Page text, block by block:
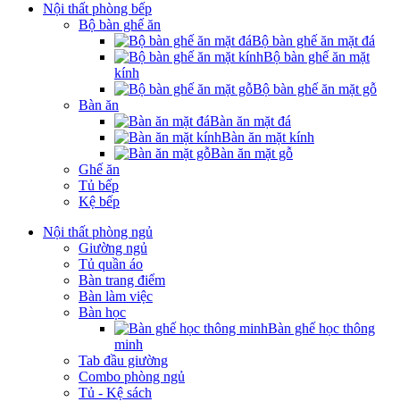
Nội thất phòng bếp
Bộ bàn ghế ăn
Bộ bàn ghế ăn mặt đá
Bộ bàn ghế ăn mặt
kính
Bộ bàn ghế ăn mặt gỗ
Bàn ăn
Bàn ăn mặt đá
Bàn ăn mặt kính
Bàn ăn mặt gỗ
Ghế ăn
Tủ bếp
Kệ bếp
Nội thất phòng ngủ
Giường ngủ
Tủ quần áo
Bàn trang điểm
Bàn làm việc
Bàn học
Bàn ghế học thông
minh
Tab đầu giường
Combo phòng ngủ
Tủ - Kệ sách